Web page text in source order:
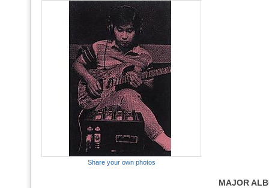
Share your own photos
MAJOR